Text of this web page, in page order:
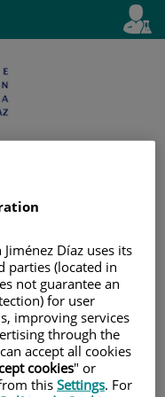
Active
en
Díaz uses its
parties (located in
not guarantee an
for user
improving services
through the
accept all cookies
cookies" or
this Settings. For